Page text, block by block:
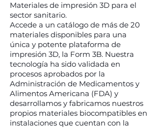
Materiales de impresión 3D para el
sector sanitario.
Accede a un catálogo de más de 20
materiales disponibles para una
única y potente plataforma de
impresión 3D, la Form 3B. Nuestra
tecnología ha sido validada en
procesos aprobados por la
Administración de Medicamentos y
Alimentos Americana (FDA) y
desarrollamos y fabricamos nuestros
propios materiales biocompatibles en
instalaciones que cuentan con la